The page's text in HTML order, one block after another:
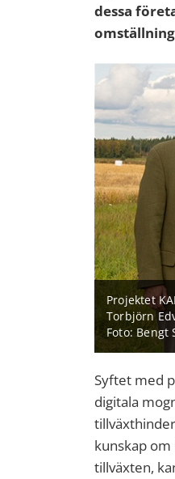
dessa
Projektet
Torbjörn
Foto: Bengt
Syftet med
digitala
kunskap
tillväxten,